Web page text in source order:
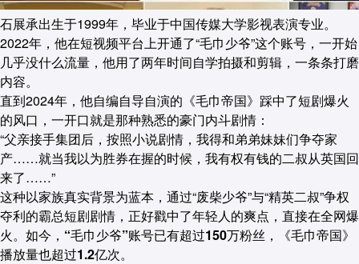
石展承出生于1999年，毕业于中国传媒大学影视表演专业。
2022年，他在短视频平台上开通了“毛巾少爷”这个账号，一开始
几乎没什么流量，他用了两年时间自学拍摄和剪辑，一条条打磨
内容。
直到2024年，他自编自导自演的《毛巾帝国》踩中了短剧爆火
的风口，一开口就是那种熟悉的豪门内斗剧情：
“父亲接手集团后，按照小说剧情，我得和弟弟妹妹们争夺家
产……就当我以为胜券在握的时候，我有权有钱的二叔从英国回
来了……”
这种以家族真实背景为蓝本，通过“废柴少爷”与“精英二叔”争权
夺利的霸总短剧剧情，正好戳中了年轻人的爽点，直接在全网爆
火。如今， “毛巾少爷”账号已有超过150万粉丝，《毛巾帝国》
播放量也超过1.2亿次。